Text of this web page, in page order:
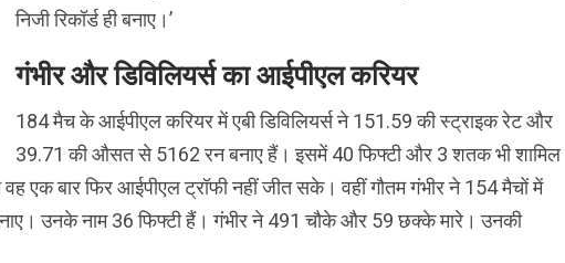
निजी रिकॉर्ड ही बनाए।’
गंभीर और डिविलियर्स का आईपीएल करियर
184 मैच के आईपीएल करियर में एबी डिविलियर्स ने 151.59 की स्ट्राइक रेट और
39.71 की औसत से 5162 रन बनाए हैं। इसमें 40 फिफ्टी और 3 शतक भी शामिल
बार फिर आईपीएल ट्रॉफी नहीं जीत सके। वहीं गौतम गंभीर ने 154 मैचों में
उनके नाम 36 फिफ्टी हैं। गंभीर ने 491 चौके और 59 छक्के मारे। उनकी